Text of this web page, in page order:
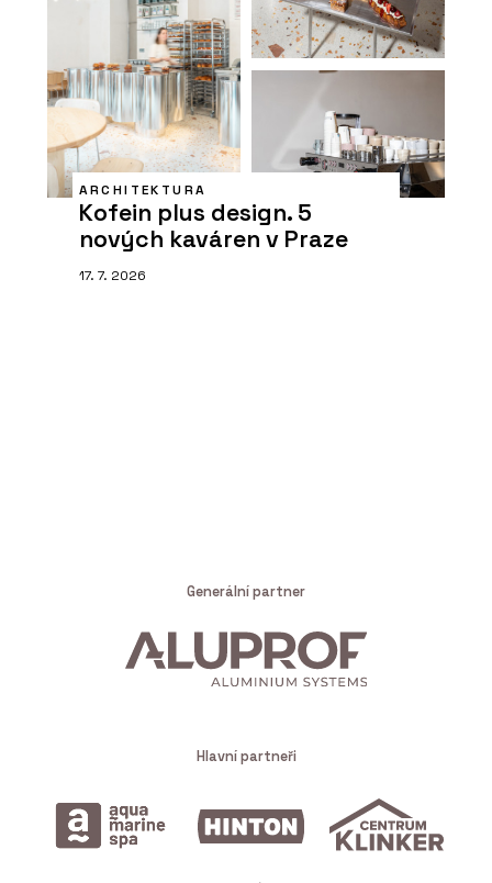
ARCHITEKTURA
Kofein plus design. 5
nových kaváren v Praze
17. 7. 2026
Generální partner
Hlavní partneři